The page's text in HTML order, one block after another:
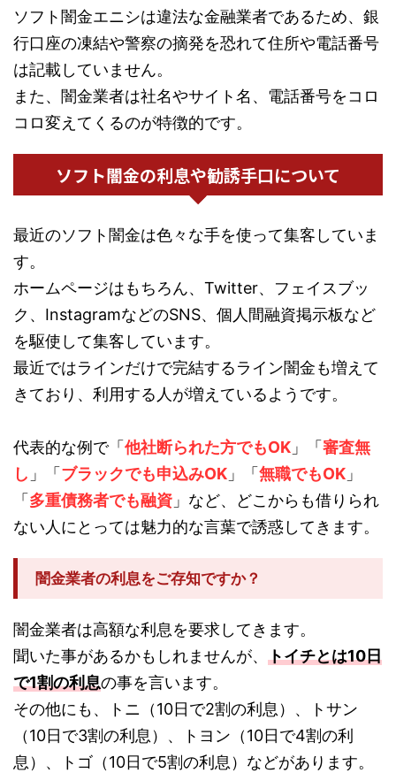
ソフト闇金エニシは違法な金融業者であるため、銀
行口座の凍結や警察の摘発を恐れて住所や電話番号
は記載していません。
また、闇金業者は社名やサイト名、電話番号をコロ
コロ変えてくるのが特徴的です。
ソフト闇金の利息や勧誘手口について
最近のソフト闇金は色々な手を使って集客していま
す。
ホームページはもちろん、Twitter、フェイスブッ
ク、InstagramなどのSNS、個人間融資掲示板など
を駆使して集客しています。
最近ではラインだけで完結するライン闇金も増えて
きており、利用する人が増えているようです。
代表的な例で「 他社断られた方でもOK 」「 審査無
し 」「 ブラックでも申込みOK 」「 無職でもOK 」
「 多重債務者でも融資 」など、どこからも借りられ
ない人にとっては魅力的な言葉で誘惑してきます。
闇金業者の利息をご存知ですか？
闇金業者は高額な利息を要求してきます。
聞いた事があるかもしれませんが、 トイチとは10日
で1割の利息の事を言います。
その他にも、トニ（10日で2割の利息）、トサン
（10日で3割の利息）、トヨン（10日で4割の利
息）、トゴ（10日で5割の利息）などがあります。